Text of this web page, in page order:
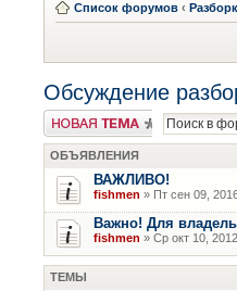
Список форумов ‹
Обсуждение
Новая тема
ОБЪЯВЛЕНИЯ
ВАЖЛИВО!
fishmen » Пт сен 09,
Важно! Для
fishmen » Ср окт 10,
ТЕМЫ